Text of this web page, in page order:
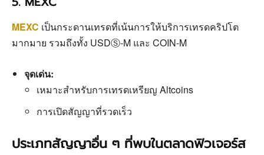
MEXC เป็นกระดานเทรดที่เน้นการให้บริการเทรดคริปโต
มากมาย รวมถึงทั้ง USDⓈ-M และ COIN-M
จุดเด่น:
เหมาะสำหรับการเทรดเหรียญ Altcoins
การเปิดสัญญาที่รวดเร็ว
ประเภทสัญญาอื่น ๆ ที่พบในตลาดฟิวเจอร์ส